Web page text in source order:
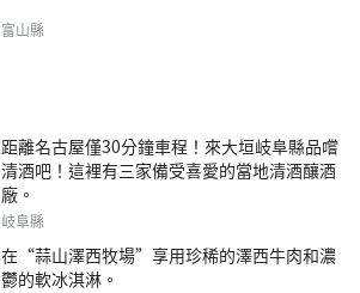
富山縣
距離名古屋僅30分鐘車程！來大垣岐阜縣品嚐
清酒吧！這裡有三家備受喜愛的當地清酒釀酒
廠。
岐阜縣
在“蒜山澤西牧場”享用珍稀的澤西牛肉和濃
鬱的軟冰淇淋。